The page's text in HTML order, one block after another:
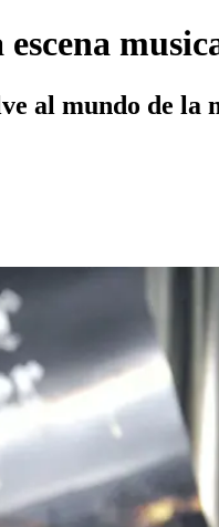
al mundo de la